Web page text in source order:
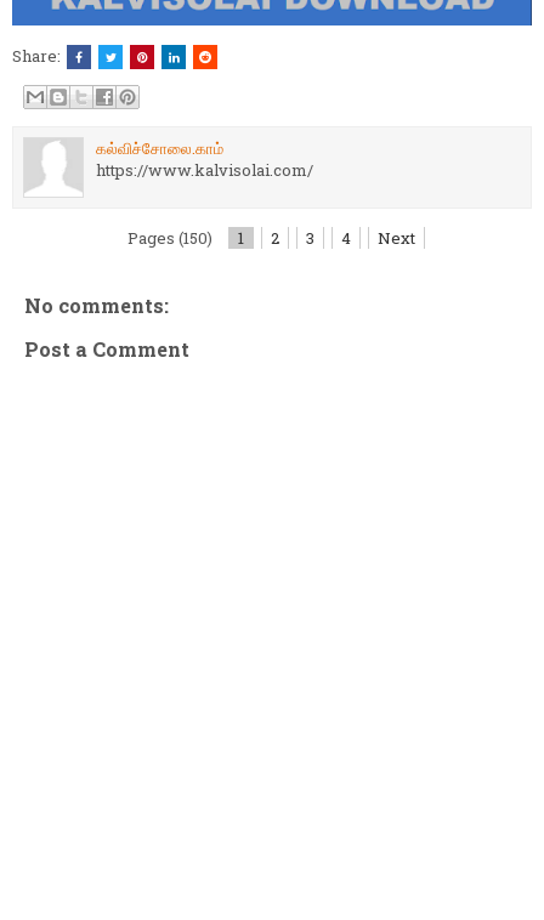
Share:
கல்விச்சோலை.காம்
https://www.kalvisolai.com/
Pages (150) 1 2 3 4 Next
No comments:
Post a Comment